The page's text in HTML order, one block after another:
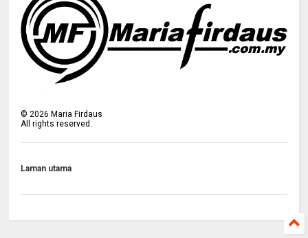
©2026 Maria Firdaus
All rights reserved.
Laman utama